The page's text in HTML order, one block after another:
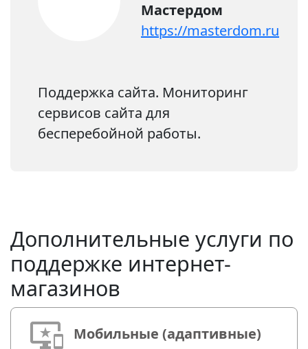
Мастердом
https://masterdom.ru
Поддержка сайта. Мониторинг
сервисов сайта для
бесперебойной работы.
Дополнительные услуги по
поддержке интернет-
магазинов
Мобильные (адаптивные)